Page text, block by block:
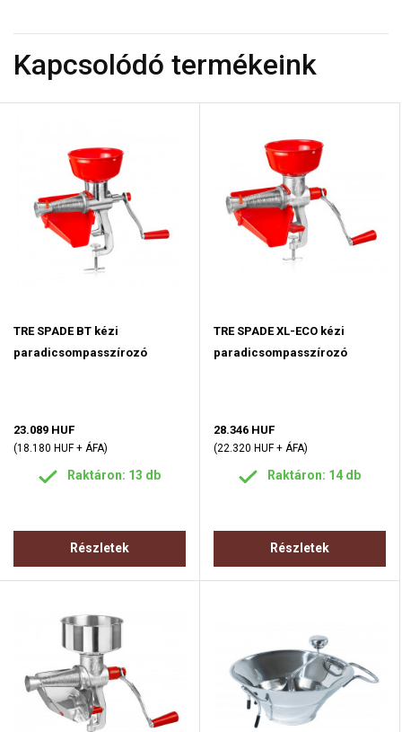
Kapcsolódó termékeink
TRE SPADE BT kézi
paradicsompasszírozó
23.089 HUF
(18.180 HUF + ÁFA)
Raktáron: 13 db
Részletek
TRE SPADE XL-ECO kézi
paradicsompasszírozó
28.346 HUF
(22.320 HUF + ÁFA)
Raktáron: 14 db
Részletek